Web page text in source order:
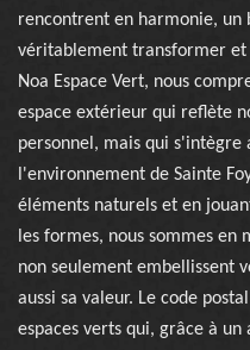
rencontrent en harmonie, un
véritablement transformer
Noa Espace Vert, nous
espace extérieur qui reflète
personnel, mais qui s'intègre
l'environnement de Sainte
éléments naturels et en
les formes, nous sommes en
non seulement embellissent
aussi sa valeur. Le code
espaces verts qui, grâce à